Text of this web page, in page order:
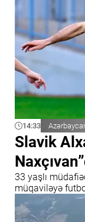
14:33
Slavik
33 yaşlı
müqaviləyə